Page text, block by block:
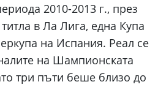
2010-2013 г., през
в Ла Лига, една Купа
на Испания. Реал се
на Шампионската
три пъти беше близо до